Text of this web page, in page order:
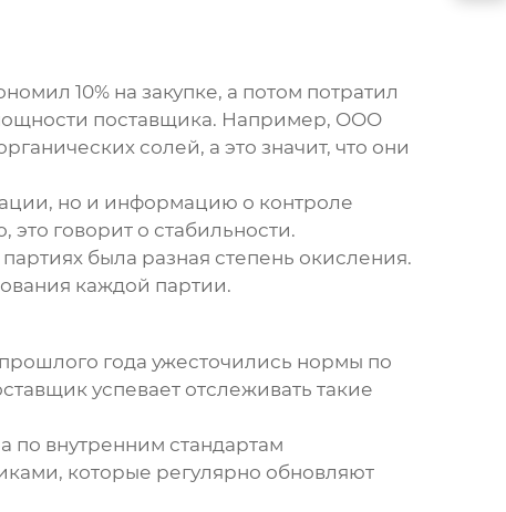
10% на закупке, а потом потратил
поставщика. Например, OOO
солей, а это значит, что они
но и информацию о контроле
говорит о стабильности.
была разная степень окисления.
каждой партии.
года ужесточились нормы по
успевает отслеживать такие
по внутренним стандартам
которые регулярно обновляют